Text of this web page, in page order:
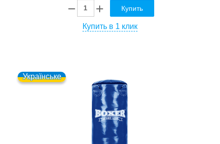
Купить
Купить в 1 клик
Українське